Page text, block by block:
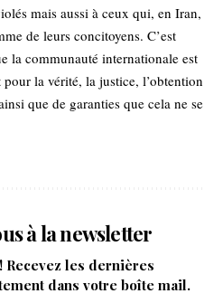
mais aussi à ceux qui, en Iran,
de leurs concitoyens. C’est
la communauté internationale est
la vérité, la justice, l’obtention
que de garanties que cela ne se
à la newsletter
Recevez les dernières
dans votre boîte mail.